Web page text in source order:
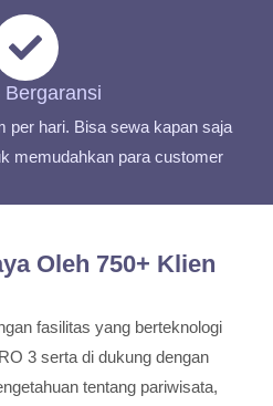
Bergaransi
per hari. Bisa sewa kapan saja
memudahkan para customer
Oleh 750+ Klien
fasilitas yang berteknologi
3 serta di dukung dengan
tentang pariwisata,